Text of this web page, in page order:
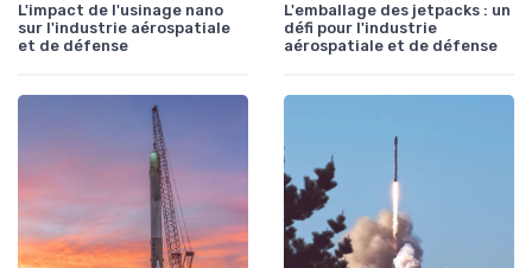
L'impact de l'usinage nano
sur l'industrie aérospatiale
et de défense
L'emballage des jetpacks : un
défi pour l'industrie
aérospatiale et de défense